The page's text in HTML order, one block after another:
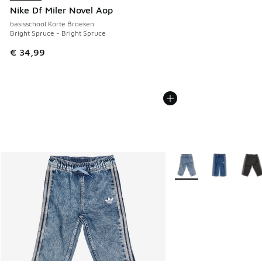
Nike Df Miler Novel Aop
basisschool Korte Broeken
Bright Spruce - Bright Spruce
€ 34,99
Meer kleuren